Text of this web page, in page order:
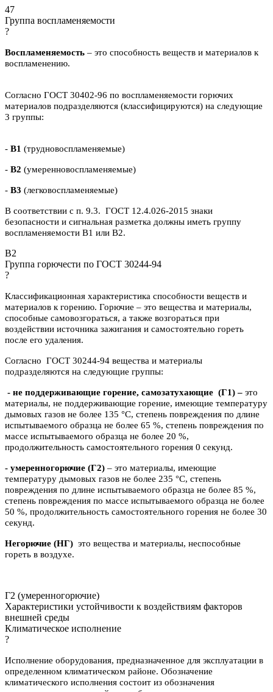
47
Группа воспламеняемости
?
Воспламеняемость – это способность веществ и материалов к
воспламенению.
Согласно ГОСТ 30402-96 по воспламеняемости горючих
материалов подразделяются (классифицируются) на следующие
3 группы:
- В1 (трудновоспламеняемые)
- В2 (умеренновоспламеняемые)
- В3 (легковоспламеняемые)
В соответствии с п. 9.3. ГОСТ 12.4.026-2015 знаки
безопасности и сигнальная разметка должны иметь группу
воспламеняемости В1 или В2.
B2
Группа горючести по ГОСТ 30244-94
?
Классификационная характеристика способности веществ и
материалов к горению. Горючие – это вещества и материалы,
способные самовозгораться, а также возгораться при
воздействии источника зажигания и самостоятельно гореть
после его удаления.
Согласно ГОСТ 30244-94 вещества и материалы
подразделяются на следующие группы:
- не поддерживающие горение, самозатухающие (Г1) – это
материалы, не поддерживающие горение, имеющие температуру
дымовых газов не более 135 °C, степень повреждения по длине
испытываемого образца не более 65 %, степень повреждения по
массе испытываемого образца не более 20 %,
продолжительность самостоятельного горения 0 секунд.
- умеренногорючие (Г2) – это материалы, имеющие
температуру дымовых газов не более 235 °C, степень
повреждения по длине испытываемого образца не более 85 %,
степень повреждения по массе испытываемого образца не более
50 %, продолжительность самостоятельного горения не более 30
секунд.
Негорючие (НГ) это вещества и материалы, неспособные
гореть в воздухе.
Г2 (умеренногорючие)
Характеристики устойчивости к воздействиям факторов
внешней среды
Климатическое исполнение
?
Исполнение оборудования, предназначенное для эксплуатации в
определенном климатическом районе. Обозначение
климатического исполнения состоит из обозначения